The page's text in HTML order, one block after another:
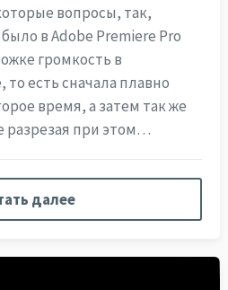
вопросы, так,
в Adobe Premiere Pro
громкость в
есть сначала плавно
время, а затем так же
разрезая при этом…
далее